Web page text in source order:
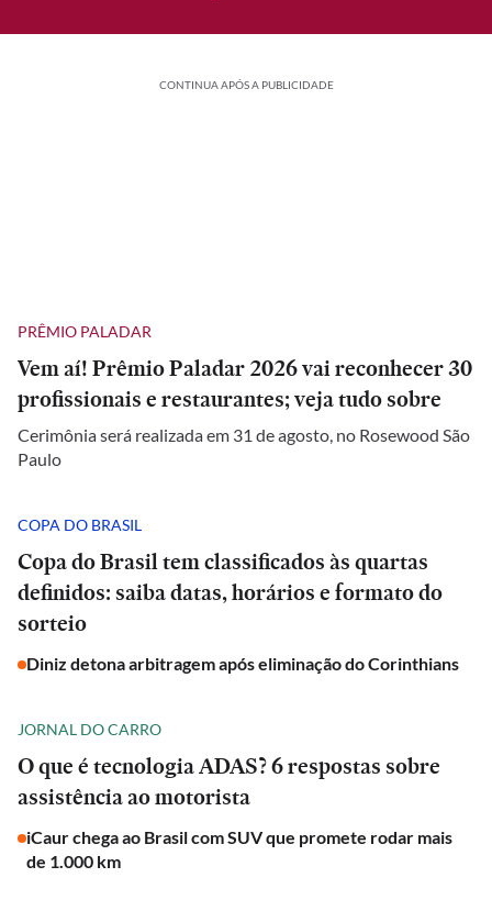
CONTINUA APÓS A PUBLICIDADE
PRÊMIO PALADAR
Vem aí! Prêmio Paladar 2026 vai reconhecer 30
profissionais e restaurantes; veja tudo sobre
Cerimônia será realizada em 31 de agosto, no Rosewood São
Paulo
COPA DO BRASIL
Copa do Brasil tem classificados às quartas
definidos: saiba datas, horários e formato do
sorteio
Diniz detona arbitragem após eliminação do Corinthians
JORNAL DO CARRO
O que é tecnologia ADAS? 6 respostas sobre
assistência ao motorista
iCaur chega ao Brasil com SUV que promete rodar mais
de 1.000 km